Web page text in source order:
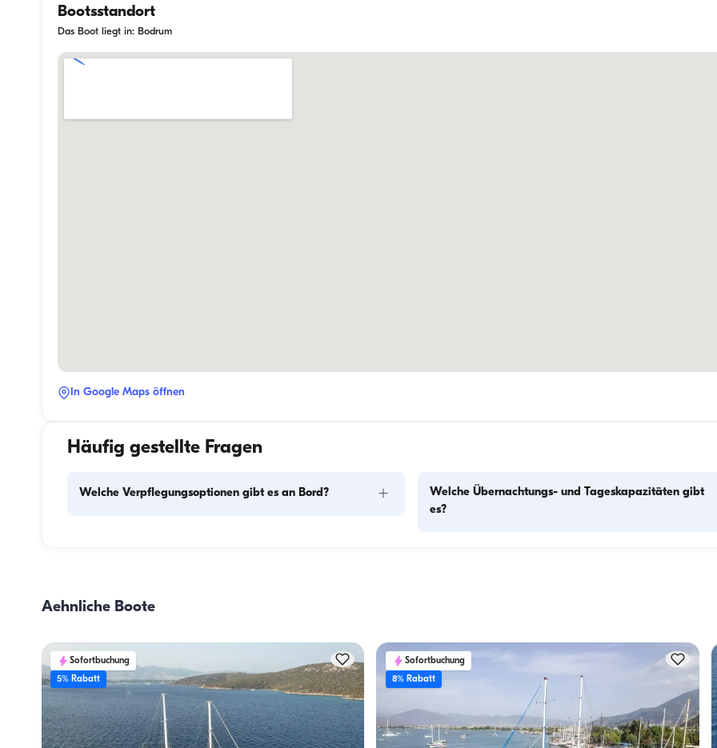
Bootsstandort
Das Boot liegt in: Bodrum
In Google Maps öffnen
Häufig gestellte Fragen
Welche Verpflegungsoptionen gibt es an Bord? +
Zubereitung der Mahlzeiten übernimmt die Crew.
Welche Übernachtungs- und Tageskapazitäten gibt
es?
Tagesvermietungen gilt die Tageskapazität.
Aehnliche Boote
Sofortbuchung
5% Rabatt
Sofortbuchung
8% Rabatt